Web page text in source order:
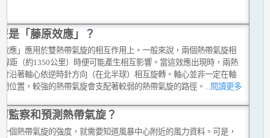
是「藤原效應」？
應」應用於雙熱帶氣旋的相互作用上。一般來說，兩個熱帶氣旋相
緯距（約1350公里）時便可能產生相互影響。當這效應出現時，兩熱
沿著軸心依逆時針方向（在北半球）相互旋轉。軸心並非一定在軸
位置，較強的熱帶氣旋會支配著較弱的熱帶氣旋的路徑。 ...閱讀更多
監察和預測熱帶氣旋？
個熱帶氣旋的強度，就需要知道風暴中心附近的風力資料。可是，